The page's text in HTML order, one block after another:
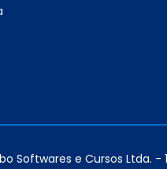
Softwares e Cursos Ltda. -